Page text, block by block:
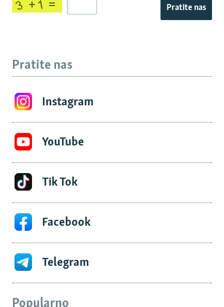
Pratite nas
Pratite nas
Instagram
YouTube
Tik Tok
Facebook
Telegram
Popularno